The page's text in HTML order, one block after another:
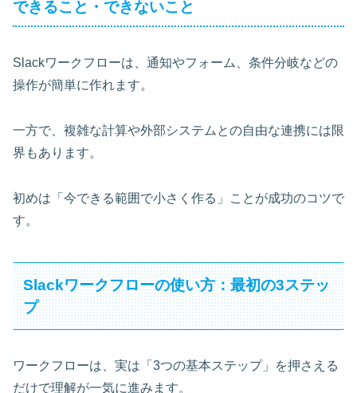
できること・できないこと
Slackワークフローは、通知やフォーム、条件分岐などの
操作が簡単に作れます。
一方で、複雑な計算や外部システムとの自由な連携には限
界もあります。
初めは「今できる範囲で小さく作る」ことが成功のコツで
す。
Slackワークフローの使い方：最初の3ステッ
プ
ワークフローは、実は「3つの基本ステップ」を押さえる
だけで理解が一気に進みます。